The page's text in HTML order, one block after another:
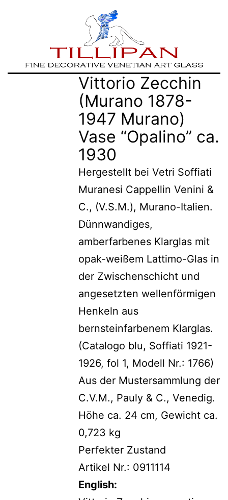
Zum
TILLIPAN
Vittorio Zecchin
(Murano 1878-
1947 Murano)
Vase “Opalino” ca.
1930
Hergestellt bei Vetri Soffiati
Muranesi Cappellin Venini &
C., (V.S.M.), Murano-Italien.
Dünnwandiges,
amberfarbenes Klarglas mit
opak-weißem Lattimo-Glas in
der Zwischenschicht und
angesetzten wellenförmigen
Henkeln aus
bernsteinfarbenem Klarglas.
(Catalogo blu, Soffiati 1921-
1926, fol 1, Modell Nr.: 1766)
Aus der Mustersammlung der
C.V.M., Pauly & C., Venedig.
Höhe ca. 24 cm, Gewicht ca.
0,723 kg
Perfekter Zustand
Artikel Nr.: 0911114
English: